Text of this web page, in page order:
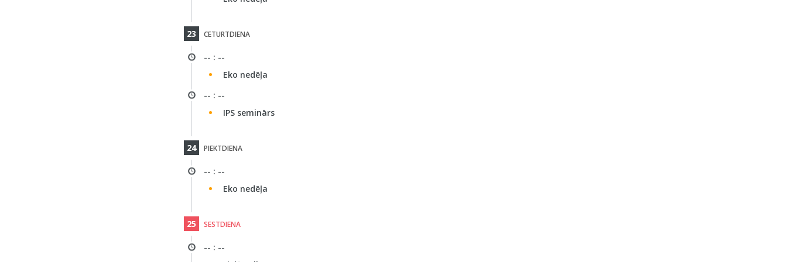
23 CETURTDIENA
-- : --
Eko nedēļa
-- : --
IPS seminārs
24 PIEKTDIENA
-- : --
Eko nedēļa
25 SESTDIENA
-- : --